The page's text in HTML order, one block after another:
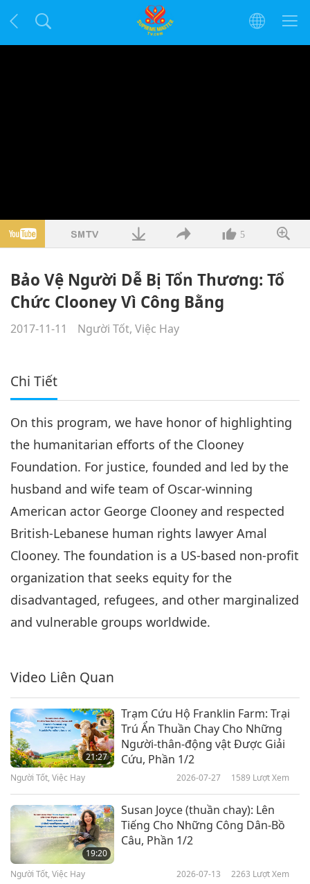
5
Bảo Vệ Người Dễ Bị Tổn Thương: Tổ
Chức Clooney Vì Công Bằng
2017-11-11 Người Tốt, Việc Hay
Chi Tiết
On this program, we have honor of highlighting
the humanitarian efforts of the Clooney
Foundation. For justice, founded and led by the
husband and wife team of Oscar-winning
American actor George Clooney and respected
British-Lebanese human rights lawyer Amal
Clooney. The foundation is a US-based non-profit
organization that seeks equity for the
disadvantaged, refugees, and other marginalized
and vulnerable groups worldwide.
Video Liên Quan
21:27
Trạm Cứu Hộ Franklin Farm: Trại
Trú Ẩn Thuần Chay Cho Những
Người-thân-động vật Được Giải
Cứu, Phần 1/2
Người Tốt, Việc Hay 2026-07-27 1589 Lượt Xem
19:20
Susan Joyce (thuần chay): Lên
Tiếng Cho Những Công Dân-Bồ
Câu, Phần 1/2
Người Tốt, Việc Hay 2026-07-13 2263 Lượt Xem